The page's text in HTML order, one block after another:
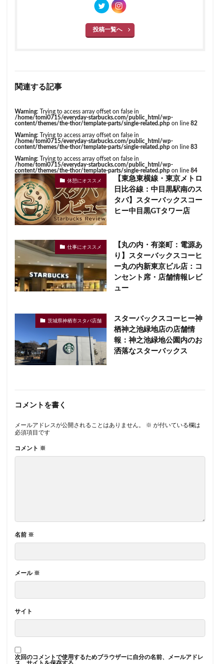
投稿一覧へ
関連する記事
Warning: Trying to access array offset on false in
/home/tomi0715/everyday-starbucks.com/public_html/wp-
content/themes/the-thor/template-parts/single-related.php on line 82
Warning: Trying to access array offset on false in
/home/tomi0715/everyday-starbucks.com/public_html/wp-
content/themes/the-thor/template-parts/single-related.php on line 83
Warning: Trying to access array offset on false in
/home/tomi0715/everyday-starbucks.com/public_html/wp-
content/themes/the-thor/template-parts/single-related.php on line 84
休憩にオススメ
【東急東横線・東京メトロ
日比谷線：中目黒駅南のス
タバ】スターバックスコー
ヒー中目黒GTタワー店
仕事にオススメ
【丸の内・有楽町：電源あ
り】スターバックスコーヒ
ー丸の内新東京ビル店：コ
ンセント席・店舗情報レビ
ュー
茨城県神栖市スタバ店舗
スターバックスコーヒー神
栖神之池緑地店の店舗情
報：神之池緑地公園内のお
洒落なスターバックス
コメントを書く
メールアドレスが公開されることはありません。 ※ が付いている欄は
必須項目です
コメント ※
名前 ※
メール ※
サイト
次回のコメントで使用するためブラウザーに自分の名前、メールアドレ